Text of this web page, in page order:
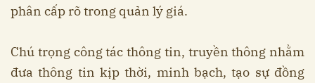
phân cấp rõ trong quản lý giá.
Chú trọng công tác thông tin, truyền thông nhằm
đưa thông tin kịp thời, minh bạch, tạo sự đồng